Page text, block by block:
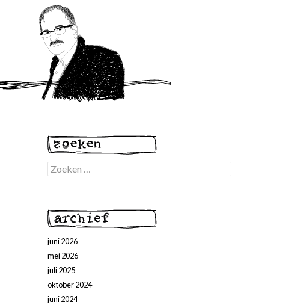
Zoeken
naar:
juni 2026
mei 2026
juli 2025
oktober 2024
juni 2024